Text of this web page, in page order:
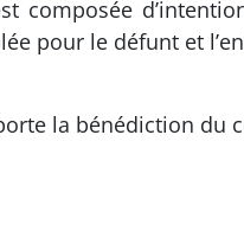
composée
pour le défunt et
la bénédiction du